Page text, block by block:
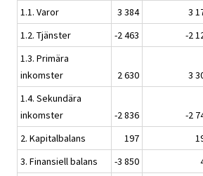
1.1. Varor
3 384 3
1.2. Tjänster
-2 463 -2
1.3. Primära
inkomster
2 630 3
1.4. Sekundära
inkomster
-2 836 -2
2. Kapitalbalans
197
3. Finansiell balans
-3 850